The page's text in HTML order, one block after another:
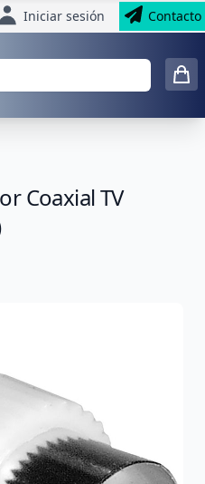
Iniciar sesión Contacto
Coaxial TV